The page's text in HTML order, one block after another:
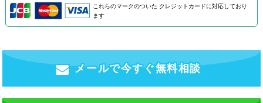
これらのマークのついた クレジットカードに対応しており
ます
メールで今すぐ無料相談